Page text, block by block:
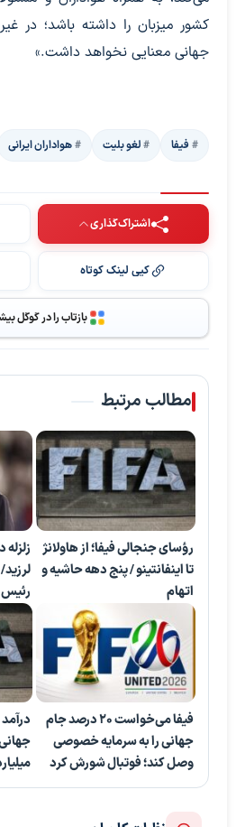
کشور میزبان را داشته باشد؛ در
جهانی معنایی نخواهد داشت.»
فیفا لغو بلیت‌ هواداران ایرانی
اشتراک‌گذاری
کپی لینک کوتاه
بازتاب را در گوگل
مطالب مرتبط
رؤسای جنجالی فیفا؛ از هاولانژ
تا اینفانتینو / پنج دهه حاشیه و
اتهام
زلزله
رئیس
فیفا می‌خواست ۲۰ درصد جام
جهانی را به سرمایه خصوصی
وصل کند؛ فوتبال شورش کرد